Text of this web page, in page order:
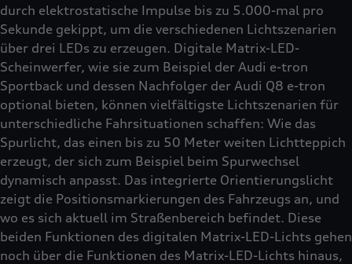
durch elektrostatische Impulse bis zu 5.000-mal pro
Sekunde gekippt, um die verschiedenen Lichtszenarien
über drei LEDs zu erzeugen. Digitale Matrix-LED-
Scheinwerfer, wie sie zum Beispiel der Audi e-tron
Sportback und dessen Nachfolger der Audi Q8 e-tron
optional bieten, können vielfältigste Lichtszenarien für
unterschiedliche Fahrsituationen schaffen: Wie das
Spurlicht, das einen bis zu 50 Meter weiten Lichtteppich
erzeugt, der sich zum Beispiel beim Spurwechsel
dynamisch anpasst. Das integrierte Orientierungslicht
zeigt die Positionsmarkierungen des Fahrzeugs an, und
wo es sich aktuell im Straßenbereich befindet. Diese
beiden Funktionen des digitalen Matrix-LED-Lichts gehen
noch über die Funktionen des Matrix-LED-Lichts hinaus,